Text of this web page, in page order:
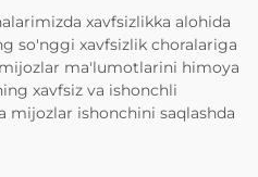
xavfsizlikka alohida
so'nggi xavfsizlik choralariga
ma'lumotlarini himoya
xavfsiz va ishonchli
mijozlar ishonchini saqlashda